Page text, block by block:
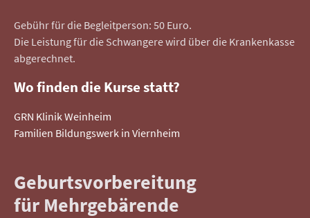
Gebühr für die Begleitperson: 50 Euro.
Die Leistung für die Schwangere wird über die Krankenkasse
abgerechnet.
Wo finden die Kurse statt?
GRN Klinik Weinheim
Familien Bildungswerk in Viernheim
Geburtsvorbereitung
für Mehrgebärende